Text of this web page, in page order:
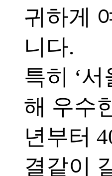
귀하게
니다.
특히 ‘
해 우수
년부터
결같이